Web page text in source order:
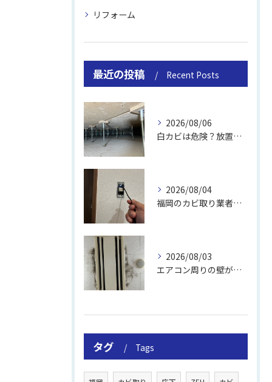
リフォーム
最近の投稿 Recent Posts
2026/08/06
白カビは危険？放置のリスクと取り方
2026/08/04
福岡のカビ取り業者おすすめの選び方と費用
2026/08/03
エアコン周りの壁が結露しやすい理由
タグ Tags